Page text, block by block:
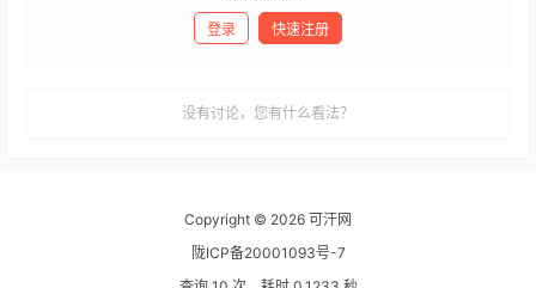
登录 快速注册
没有讨论，您有什么看法？
Copyright © 2026 可汗网
陇ICP备20001093号-7